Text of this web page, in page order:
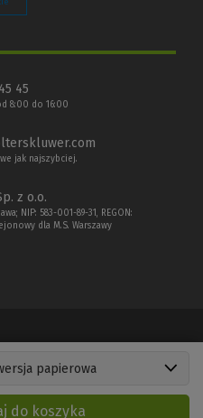
papierowa
do koszyka
45
8:00 do 16:00
jak najszybciej.
z o.o.
NIP: 583-001-89-31, REGON:
dla M.S. Warszawy
Polska Sp. z o.o.